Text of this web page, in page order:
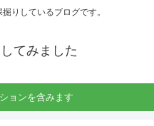
りしているブログです。
てみました
ョンを含みます